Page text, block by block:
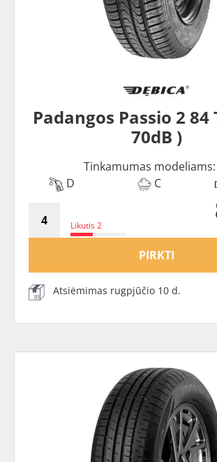
Padangos Passio 2 84
70dB )
Tinkamumas modeliams:
D
C
Likutis 2
PIRKTI
Atsiėmimas rugpjūčio 10 d.